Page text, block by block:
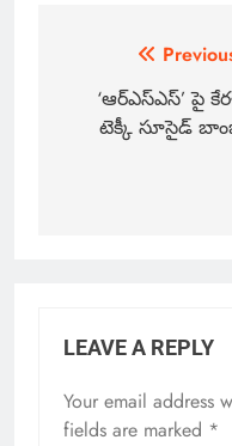
‘ఆర్ఎస్ఎస్’ పై
టెక్కీ సూసైడ్
LEAVE A REPLY
Your email address
fields are marked *